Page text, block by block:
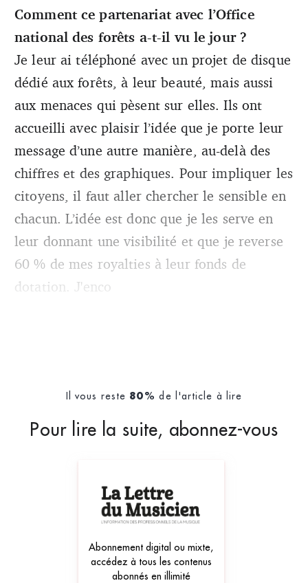
Comment ce partenariat avec l’Office
national des forêts a-t-il vu le jour ?
Je leur ai téléphoné avec un projet de disque
dédié aux forêts, à leur beauté, mais aussi
aux menaces qui pèsent sur elles. Ils ont
accueilli avec plaisir l’idée que je porte leur
message d’une autre manière, au-delà des
chiffres et des graphiques. Pour impliquer les
citoyens, il faut aller chercher le sensible en
chacun. L’idée est donc que je les serve en
leur donnant une visibilité et que je reverse
60 % de mes royalties à leur fonds de
dotation. J'enco
Il vous reste 80% de l'article à lire
Pour lire la suite, abonnez-vous
Abonnement digital ou mixte,
accédez à tous les contenus
abonnés en illimité